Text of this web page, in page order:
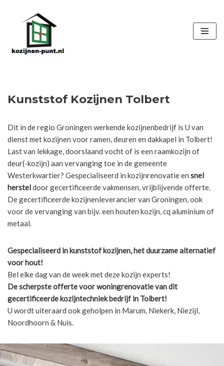
de
Kunststof Kozijnen Tolbert
Dit in de regio Groningen werkende kozijnenbedrijf is U van
dienst met kozijnen voor ramen, deuren en dakkapel in Tolbert!
Last van lekkage, doorslaand vocht of is een raamkozijn of
deur(-kozijn) aan vervanging toe in de gemeente
Westerkwartier? Gespecialiseerd in kozijnrenovatie en snel
hersteldoor gecertificeerde vakmensen, vrijblijvende offerte.
De gecertificeerde kozijnenleverancier van Groningen, ook
voor de vervanging van bijv. een houten kozijn, cq aluminium of
metaal.
Gespecialiseerd in kunststof kozijnen, het duurzame alternatief
voor hout!
Bel elke dag van de week met deze kozijn experts!
De scherpsteofferte voor woningrenovatie van dit
gecertificeerde kozijntechniek bedrijf in Tolbert!
U wordt uiteraard ook geholpen in Marum, Niekerk, Niezijl,
Noordhoorn & Nuis.